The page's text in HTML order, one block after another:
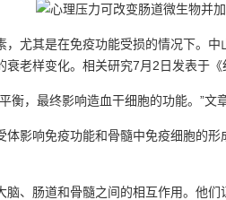
其是在免疫功能受损的情况下。
老样变化。相关研究7月2日发表于《
，最终影响造血干细胞的功能。”文
响免疫功能和骨髓中免疫细胞的形
、肠道和骨髓之间的相互作用。他